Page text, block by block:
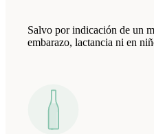
Salvo por indicación de un
embarazo, lactancia ni en